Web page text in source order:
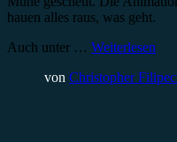
hauen alles raus, was geht.
Auch unter … Weiterlesen
von Christopher